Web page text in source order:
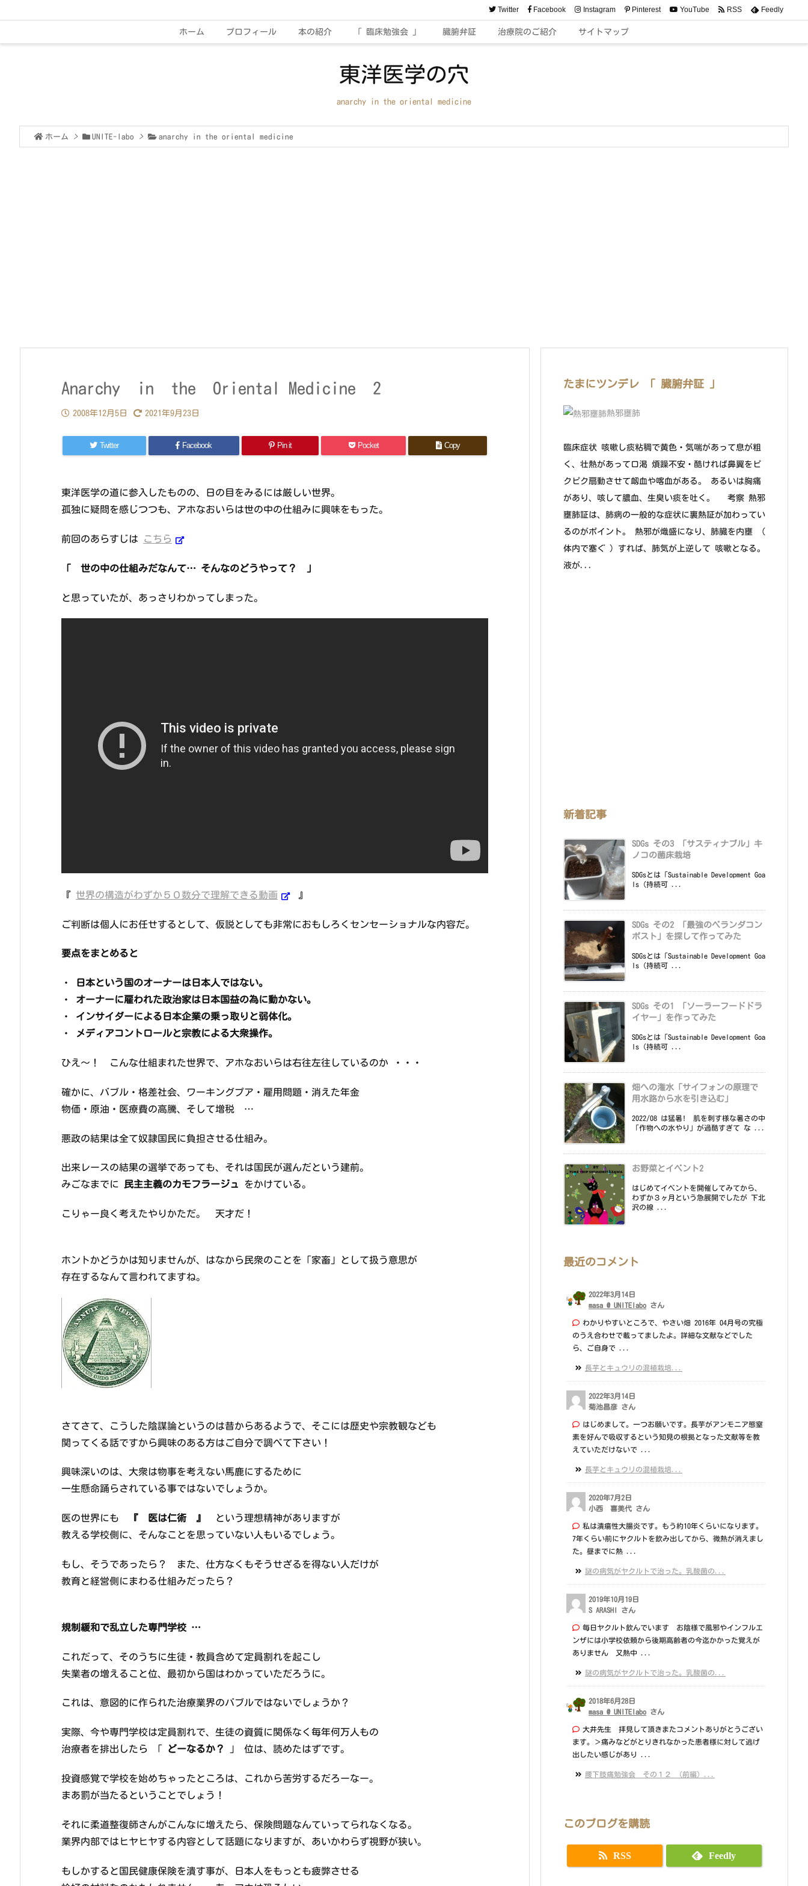
ホーム プロフィール 本の紹介 「 臨床勉強会 」 臓腑弁証 治療院のご紹介 サイトマップ
Twitter Facebook Instagram Pinterest YouTube RSS Feedly
東洋医学の穴
anarchy in the oriental medicine
ホーム > UNITE-labo > anarchy in the oriental medicine
Anarchy in the Oriental Medicine 2
2008年12月5日 2021年9月23日
Twitter Facebook Pin it Pocket Copy
東洋医学の道に参入したものの、日の目をみるには厳しい世界。
孤独に疑問を感じつつも、アホなおいらは世の中の仕組みに興味をもった。
前回のあらすじは こちら
「 世の中の仕組みだなんて… そんなのどうやって？ 」
と思っていたが、あっさりわかってしまった。
『 世界の構造がわずか５０数分で理解できる動画 』
ご判断は個人にお任せするとして、仮説としても非常におもしろくセンセーショナルな内容だ。
要点をまとめると
・
日本という国のオーナーは日本人ではない。
・ オーナーに雇われた政治家は日本国益の為に動かない。
・ インサイダーによる日本企業の乗っ取りと弱体化。
・
メディアコントロールと宗教による大衆操作。
ひえ～！ こんな仕組まれた世界で、アホなおいらは右往左往しているのか ・・・
確かに、バブル・格差社会、ワーキングプア・雇用問題・消えた年金
物価・原油・医療費の高騰、そして増税 …
悪政の結果は全て奴隷国民に負担させる仕組み。
出来レースの結果の選挙であっても、それは国民が選んだという建前。
みごなまでに
民主主義のカモフラージュ をかけている。
こりゃー良く考えたやりかただ。 天才だ！
ホントかどうかは知りませんが、はなから民衆のことを「家畜」として扱う意思が
存在するなんて言われてますね。
さてさて、こうした陰謀論というのは昔からあるようで、そこには歴史や宗教観なども
関ってくる話ですから興味のある方はご自分で調べて下さい！
興味深いのは、大衆は物事を考えない馬鹿にするために
一生懸命踊らされている事ではないでしょうか。
医の世界にも 『 医は仁術 』
という理想精神がありますが
教える学校側に、そんなことを思っていない人もいるでしょう。
もし、そうであったら？ また、仕方なくもそうせざるを得ない人だけが
教育と経営側にまわる仕組みだったら？
規制緩和で乱立した専門学校 …
これだって、そのうちに生徒・教員含めて定員割れを起こし
失業者の増えること位、最初から国はわかっていただろうに。
これは、意図的に作られた治療業界のバブルではないでしょうか？
実際、今や専門学校は定員割れで、生徒の資質に関係なく毎年何万人もの
治療者を排出したら 「
どーなるか？ 」 位は、読めたはずです。
投資感覚で学校を始めちゃったところは、これから苦労するだろーなー。
まあ罰が当たるということでしょう！
それに柔道整復師さんがこんなに増えたら、保険問題なんていってられなくなる。
業界内部ではヒヤヒヤする内容として話題になりますが、あいかわらず視野が狭い。
もしかすると国民健康保険を潰す事が、日本人をもっとも疲弊させる
たまにツンデレ 「 臓腑弁証 」
熱邪壅肺
臨床症状 咳嗽し痰粘稠で黄色・気喘があって息が粗
く、壮熱があって口渇 煩躁不安・酷ければ鼻翼をピ
クピク扇動させて衂血や喀血がある。 あるいは胸痛
があり、咳して膿血、生臭い痰を吐く。 考察 熱邪
壅肺証は、肺病の一般的な症状に裏熱証が加わってい
るのがポイント。 熱邪が熾盛になり、肺臓を内壅 (
体内で塞ぐ ) すれば、肺気が上逆して 咳嗽となる。
液が...
新着記事
SDGs その3 「サスティナブル」キ
ノコの菌床栽培
SDGsとは「Sustainable Development Goa
ls（持続可 ...
SDGs その2 「最強のベランダコン
ポスト」を探して作ってみた
SDGsとは「Sustainable Development Goa
ls（持続可 ...
SDGs その1 「ソーラーフードドラ
イヤー」を作ってみた
SDGsとは「Sustainable Development Goa
ls（持続可 ...
畑への潅水「サイフォンの原理で
用水路から水を引き込む」
2022/08 は猛暑! 肌を刺す様な暑さの中
「作物への水やり」が過酷すぎて な ...
お野菜とイベント2
はじめてイベントを開催してみてから、
わずか３ヶ月という急展開でしたが 下北
沢の線 ...
最近のコメント
2022年3月14日
masa @ UNITElabo さん
わかりやすいところで、やさい畑 2016年 04月号の究極
のうえ合わせで載ってましたよ。詳細な文献などでした
ら、ご自身で ...
長芋とキュウリの混植栽培...
2022年3月14日
菊池昌彦 さん
はじめまして。一つお願いです。長芋がアンモニア態窒
素を好んで吸収するという知見の根拠となった文献等を教
えていただけないで ...
長芋とキュウリの混植栽培...
2020年7月2日
小西 喜美代 さん
私は潰瘍性大腸炎です。もう約10年くらいになります。
7年くらい前にヤクルトを飲み出してから、微熱が消えまし
た。昼までに熱 ...
謎の病気がヤクルトで治った。乳酸菌の...
2019年10月19日
S ARASHI さん
毎日ヤクルト飲んでいます お陰様で風邪やインフルエ
ンザには小学校依頼から後期高齢者の今迄かかった覚えが
ありません 又熱中 ...
謎の病気がヤクルトで治った。乳酸菌の...
2018年6月28日
masa @ UNITElabo さん
大井先生 拝見して頂きまたコメントありがとうござい
ます。＞痛みなどがとりきれなかった患者様に対して逃げ
出したい感じがあり ...
腰下肢痛勉強会 その１２ （前編）...
このブログを購読
RSS Feedly